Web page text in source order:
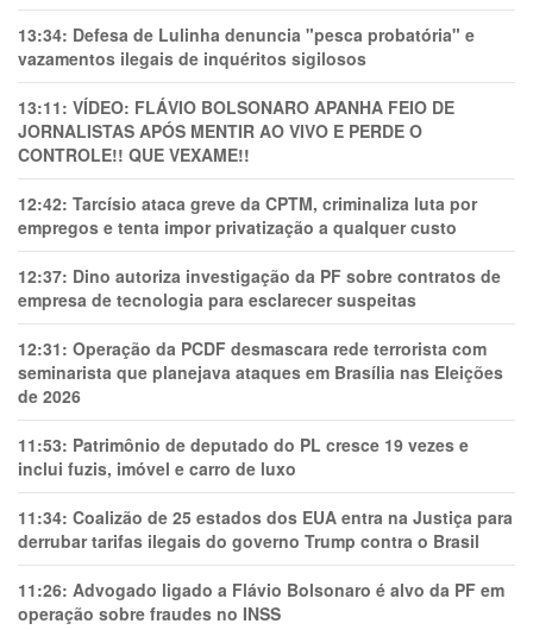
13:34: Defesa de Lulinha denuncia "pesca probatória" e
vazamentos ilegais de inquéritos sigilosos
13:11: VÍDEO: FLÁVIO BOLSONARO APANHA FEIO DE
JORNALISTAS APÓS MENTIR AO VIVO E PERDE O
CONTROLE!! QUE VEXAME!!
12:42: Tarcísio ataca greve da CPTM, criminaliza luta por
empregos e tenta impor privatização a qualquer custo
12:37: Dino autoriza investigação da PF sobre contratos de
empresa de tecnologia para esclarecer suspeitas
12:31: Operação da PCDF desmascara rede terrorista com
seminarista que planejava ataques em Brasília nas Eleições
de 2026
11:53: Patrimônio de deputado do PL cresce 19 vezes e
inclui fuzis, imóvel e carro de luxo
11:34: Coalizão de 25 estados dos EUA entra na Justiça para
derrubar tarifas ilegais do governo Trump contra o Brasil
11:26: Advogado ligado a Flávio Bolsonaro é alvo da PF em
operação sobre fraudes no INSS